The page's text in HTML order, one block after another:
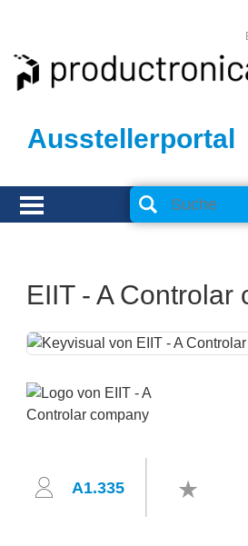
Ausstellerportal
EIIT - A Controlar
A1.335